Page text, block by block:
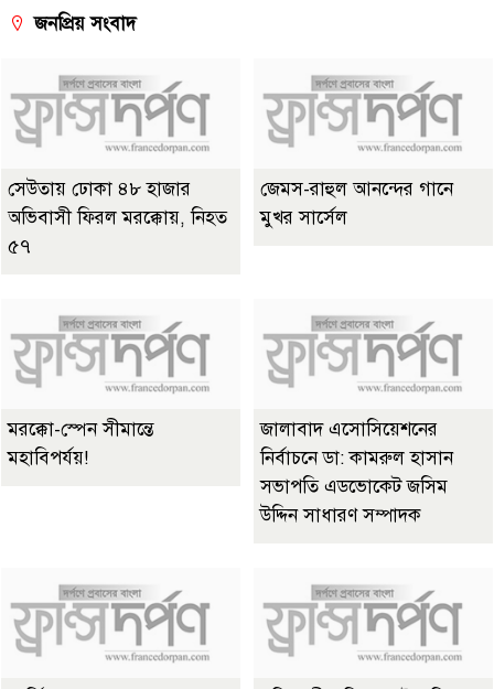
জনপ্রিয় সংবাদ
সেউতায় ঢোকা ৪৮ হাজার
অভিবাসী ফিরল মরক্কোয়, নিহত
৫৭
জেমস-রাহুল আনন্দের গানে
মুখর সার্সেল
মরক্কো-স্পেন সীমান্তে
মহাবিপর্যয়!
জালাবাদ এসোসিয়েশনের
নির্বাচনে ডা: কামরুল হাসান
সভাপতি এডভোকেট জসিম
উদ্দিন সাধারণ সম্পাদক